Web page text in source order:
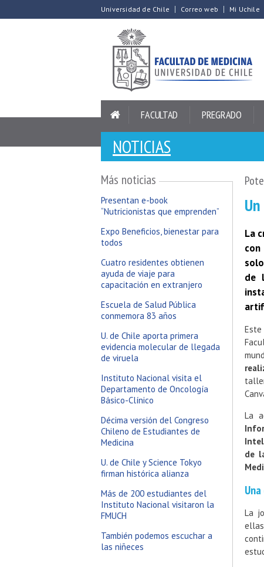
Universidad de Chile Correo web Mi Uchile
FACULTAD PREGRADO
NOTICIAS
Más noticias
Presentan e-book
“Nutricionistas que emprenden”
Expo Beneficios, bienestar para
todos
Cuatro residentes obtienen
ayuda de viaje para
capacitación en extranjero
Escuela de Salud Pública
conmemora 83 años
U. de Chile aporta primera
evidencia molecular de llegada
de viruela
Instituto Nacional visita el
Departamento de Oncología
Básico-Clínico
Décima versión del Congreso
Chileno de Estudiantes de
Medicina
U. de Chile y Science Tokyo
firman histórica alianza
Más de 200 estudiantes del
Instituto Nacional visitaron la
FMUCH
También podemos escuchar a
las niñeces
La
de
La
de
La